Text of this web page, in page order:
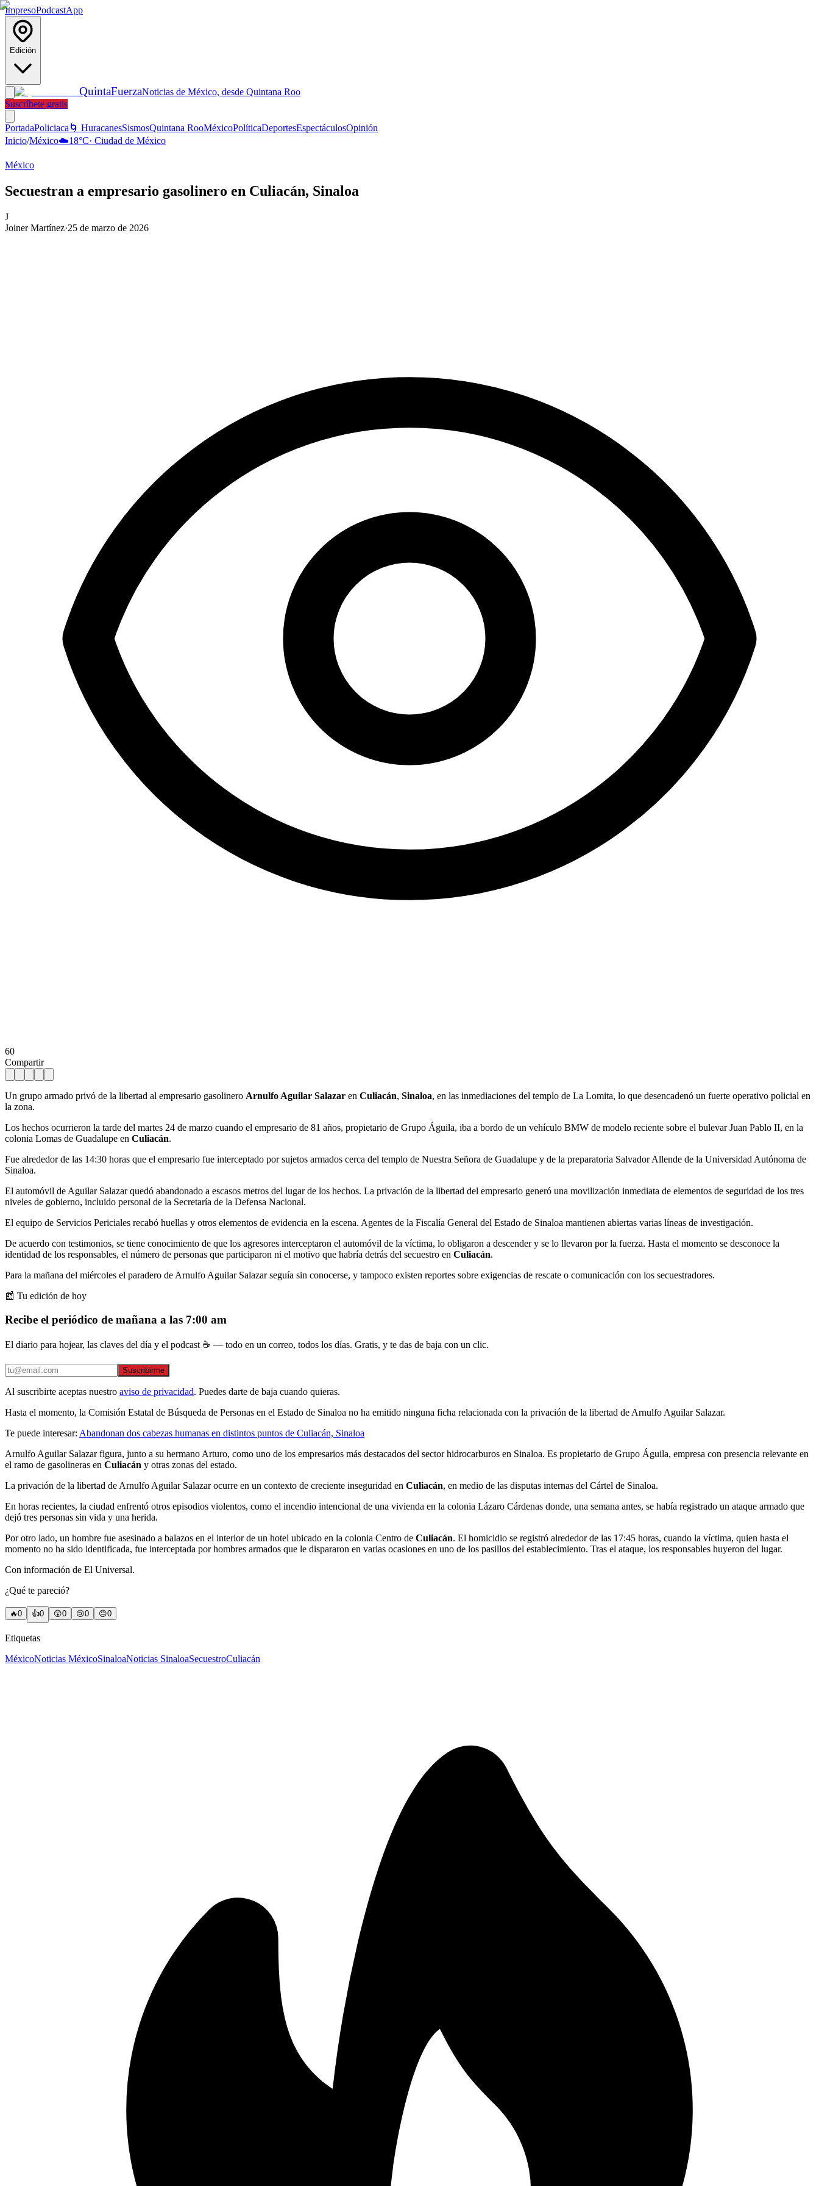
ImpresoPodcastApp
Edición
QuintaFuerzaNoticias de México, desde Quintana Roo
Suscríbete gratis
PortadaPoliciaca 🌀 HuracanesSismosQuintana RooMéxicoPolíticaDeportesEspectáculosOpinión
Inicio/México☁️18°C· Ciudad de México
México
Secuestran a empresario gasolinero en Culiacán, Sinaloa
J
Joiner Martínez·25 de marzo de 2026
60
Compartir
Un grupo armado privó de la libertad al empresario gasolinero Arnulfo Aguilar Salazar en Culiacán, Sinaloa, en las inmediaciones del templo de La Lomita, lo que desencadenó un fuerte operativo policial en
la zona.
Los hechos ocurrieron la tarde del martes 24 de marzo cuando el empresario de 81 años, propietario de Grupo Águila, iba a bordo de un vehículo BMW de modelo reciente sobre el bulevar Juan Pablo II, en la
colonia Lomas de Guadalupe en Culiacán.
Fue alrededor de las 14:30 horas que el empresario fue interceptado por sujetos armados cerca del templo de Nuestra Señora de Guadalupe y de la preparatoria Salvador Allende de la Universidad Autónoma de
Sinaloa.
El automóvil de Aguilar Salazar quedó abandonado a escasos metros del lugar de los hechos. La privación de la libertad del empresario generó una movilización inmediata de elementos de seguridad de los tres
niveles de gobierno, incluido personal de la Secretaría de la Defensa Nacional.
El equipo de Servicios Periciales recabó huellas y otros elementos de evidencia en la escena. Agentes de la Fiscalía General del Estado de Sinaloa mantienen abiertas varias líneas de investigación.
De acuerdo con testimonios, se tiene conocimiento de que los agresores interceptaron el automóvil de la víctima, lo obligaron a descender y se lo llevaron por la fuerza. Hasta el momento se desconoce la
identidad de los responsables, el número de personas que participaron ni el motivo que habría detrás del secuestro en Culiacán.
Para la mañana del miércoles el paradero de Arnulfo Aguilar Salazar seguía sin conocerse, y tampoco existen reportes sobre exigencias de rescate o comunicación con los secuestradores.
📰 Tu edición de hoy
Recibe el periódico de mañana a las 7:00 am
El diario para hojear, las claves del día y el podcast ☕ — todo en un correo, todos los días. Gratis, y te das de baja con un clic.
Suscribirme
Al suscribirte aceptas nuestro aviso de privacidad. Puedes darte de baja cuando quieras.
Hasta el momento, la Comisión Estatal de Búsqueda de Personas en el Estado de Sinaloa no ha emitido ninguna ficha relacionada con la privación de la libertad de Arnulfo Aguilar Salazar.
Te puede interesar: Abandonan dos cabezas humanas en distintos puntos de Culiacán, Sinaloa
Arnulfo Aguilar Salazar figura, junto a su hermano Arturo, como uno de los empresarios más destacados del sector hidrocarburos en Sinaloa. Es propietario de Grupo Águila, empresa con presencia relevante en
el ramo de gasolineras en Culiacán y otras zonas del estado.
La privación de la libertad de Arnulfo Aguilar Salazar ocurre en un contexto de creciente inseguridad en Culiacán, en medio de las disputas internas del Cártel de Sinaloa.
En horas recientes, la ciudad enfrentó otros episodios violentos, como el incendio intencional de una vivienda en la colonia Lázaro Cárdenas donde, una semana antes, se había registrado un ataque armado que
dejó tres personas sin vida y una herida.
Por otro lado, un hombre fue asesinado a balazos en el interior de un hotel ubicado en la colonia Centro de Culiacán. El homicidio se registró alrededor de las 17:45 horas, cuando la víctima, quien hasta el
momento no ha sido identificada, fue interceptada por hombres armados que le dispararon en varias ocasiones en uno de los pasillos del establecimiento. Tras el ataque, los responsables huyeron del lugar.
Con información de El Universal.
¿Qué te pareció?
🔥0 👍0 😲0 😢0 😠0
Etiquetas
MéxicoNoticias MéxicoSinaloaNoticias SinaloaSecuestroCuliacán